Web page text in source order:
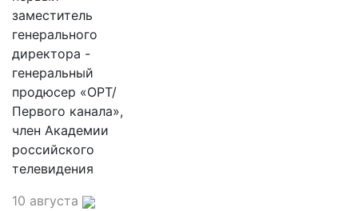
заместитель
генерального
директора -
генеральный
продюсер «ОРТ/
Первого канала»,
член Академии
российского
телевидения
10 августа